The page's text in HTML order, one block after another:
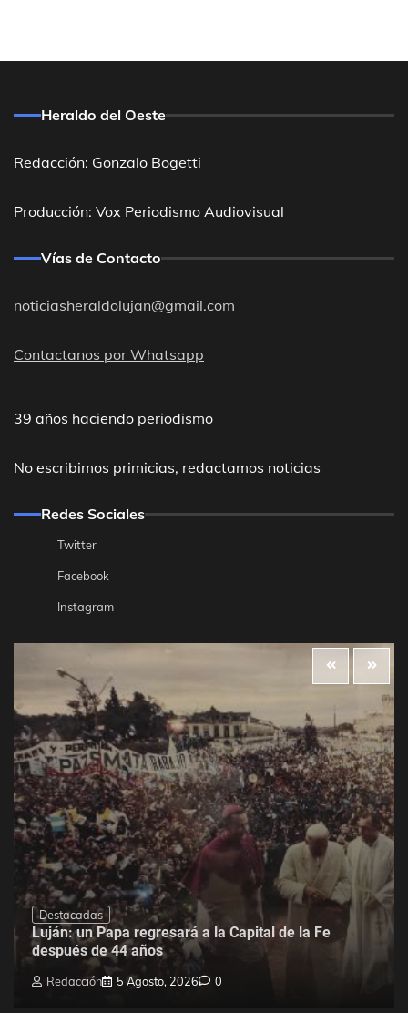
Heraldo del Oeste
Redacción: Gonzalo Bogetti
Producción: Vox Periodismo Audiovisual
Vías de Contacto
noticiasheraldolujan@gmail.com
Contactanos por Whatsapp
39 años haciendo periodismo
No escribimos primicias, redactamos noticias
Redes Sociales
Twitter
Facebook
Instagram
Destacadas
Luján: un Papa regresará a la Capital de la Fe
después de 44 años
Redacción 5 Agosto, 2026 0